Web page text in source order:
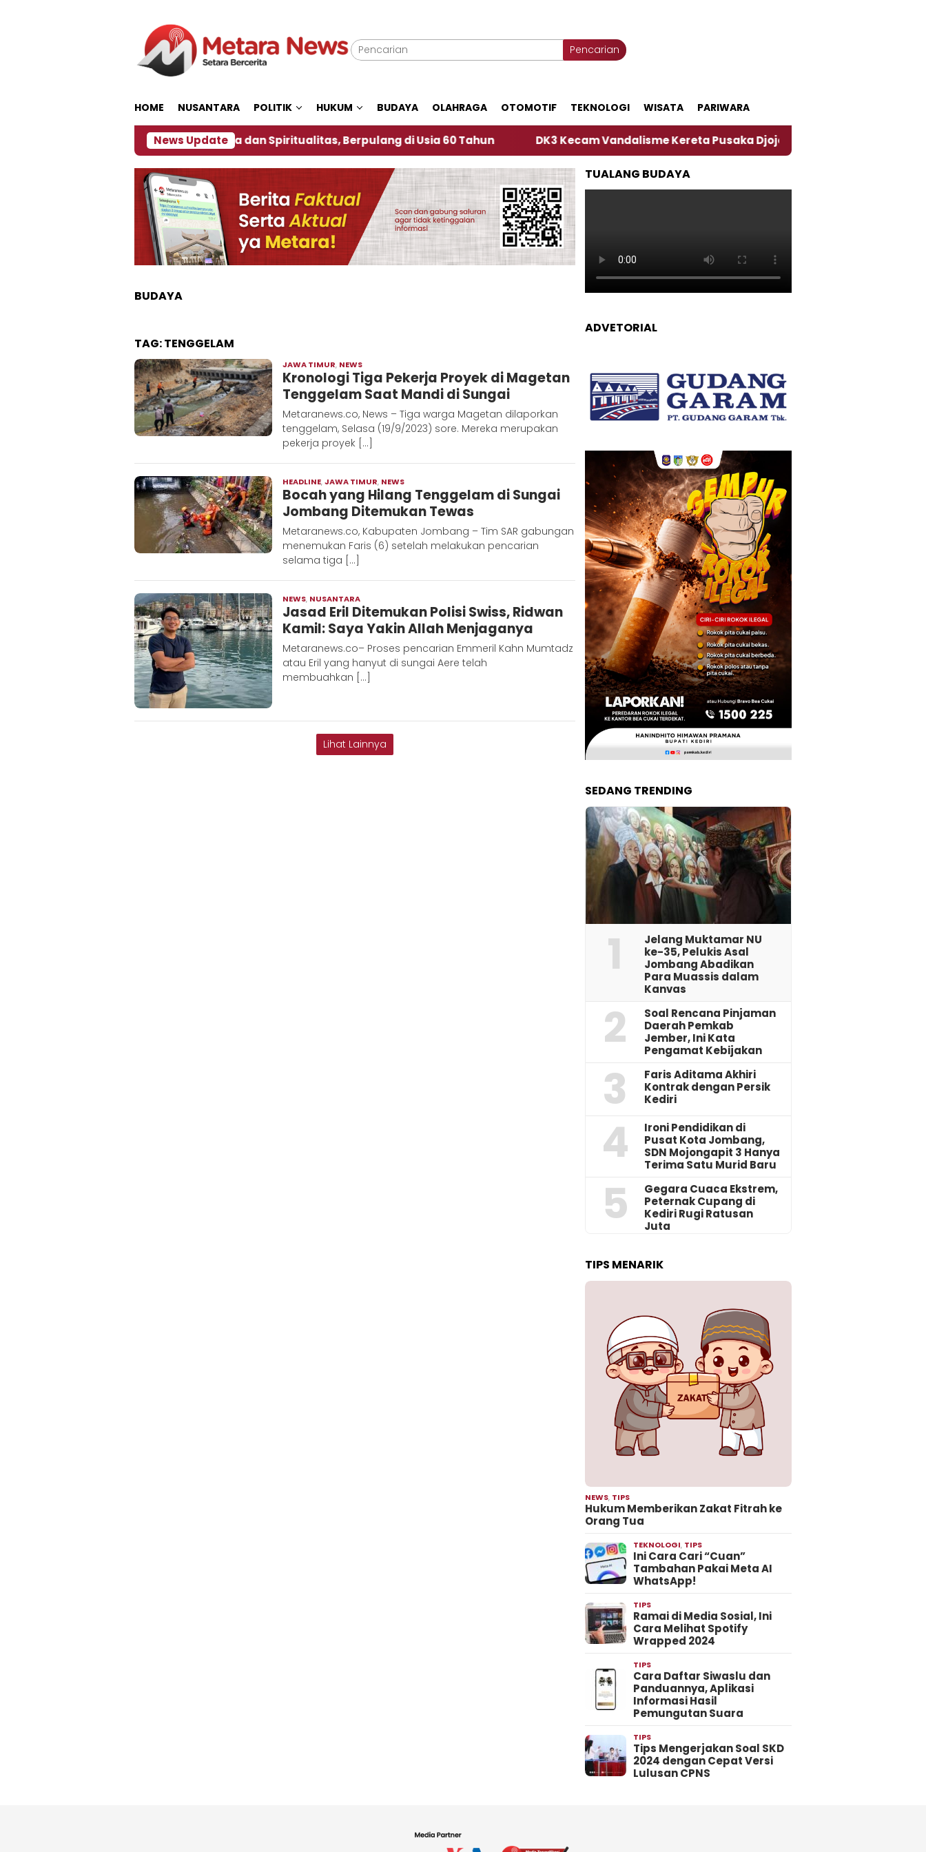
Pencarian
HOME NUSANTARA POLITIK HUKUM BUDAYA OLAHRAGA OTOMOTIF TEKNOLOGI WISATA PARIWARA
News Update
Lukis Pemadu Tradisi Jawa dan Spiritualitas, Berpulang di Usia 60 Tahun DK3 Kecam Vandalisme Kereta Pusaka Djojohadiningrat, Soroti Lemahnya
BUDAYA
TAG:TENGGELAM
JAWA TIMUR, NEWS
Kronologi Tiga Pekerja Proyek di Magetan
Tenggelam Saat Mandi di Sungai
Metaranews.co, News – Tiga warga Magetan dilaporkan
tenggelam, Selasa (19/9/2023) sore. Mereka merupakan
pekerja proyek […]
HEADLINE,JAWA TIMUR, NEWS
Hadi
Bocah yang Hilang Tenggelam di Sungai
Jombang Ditemukan Tewas
Metaranews.co, Kabupaten Jombang – Tim SAR gabungan
menemukan Faris (6) setelah melakukan pencarian
selama tiga […]
NEWS, NUSANTARA
Metaranews
Jasad Eril Ditemukan Polisi Swiss, Ridwan
Kamil: Saya Yakin Allah Menjaganya
Metaranews.co– Proses pencarian Emmeril Kahn Mumtadz
atau Eril yang hanyut di sungai Aere telah
membuahkan […]
Lihat Lainnya
TUALANG BUDAYA
ADVETORIAL
SEDANG TRENDING
1
Jelang Muktamar NU
ke-35, Pelukis Asal
Jombang Abadikan
Para Muassis dalam
Kanvas
2
‎Soal Rencana Pinjaman
Daerah Pemkab
Jember, Ini Kata
Pengamat Kebijakan ‎
3
Faris Aditama Akhiri
Kontrak dengan Persik
Kediri
4
Ironi Pendidikan di
Pusat Kota Jombang,
SDN Mojongapit 3 Hanya
Terima Satu Murid Baru
5
‎Gegara Cuaca Ekstrem,
Peternak Cupang di
Kediri Rugi Ratusan
Juta
TIPS MENARIK
NEWS, TIPS
Hukum Memberikan Zakat Fitrah ke
Orang Tua
TEKNOLOGI, TIPS
Ini Cara Cari “Cuan”
Tambahan Pakai Meta AI
WhatsApp!
TIPS
Ramai di Media Sosial, Ini
Cara Melihat Spotify
Wrapped 2024
TIPS
Cara Daftar Siwaslu dan
Panduannya, Aplikasi
Informasi Hasil
Pemungutan Suara
TIPS
Tips Mengerjakan Soal SKD
2024 dengan Cepat Versi
Lulusan CPNS